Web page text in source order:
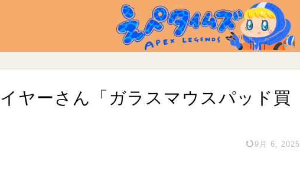
イヤーさん「ガラスマウスパッド買
9月 6, 2025